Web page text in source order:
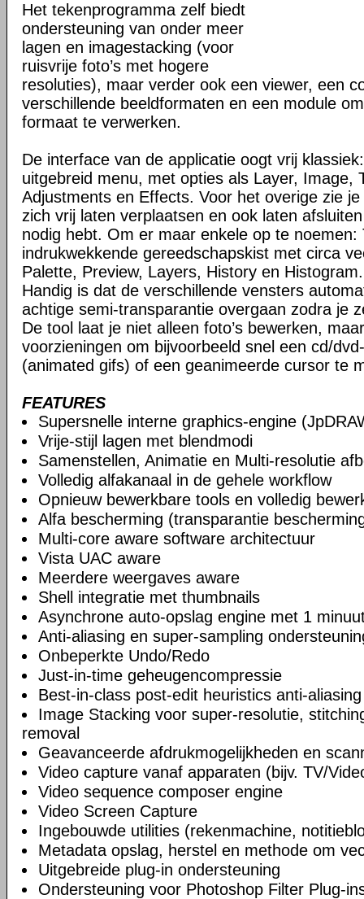
Het tekenprogramma zelf biedt
ondersteuning van onder meer
lagen en imagestacking (voor
ruisvrije foto’s met hogere
resoluties), maar verder ook een viewer, een
verschillende beeldformaten en een module
formaat te verwerken.
De interface van de applicatie oogt vrij
uitgebreid menu, met opties als Layer, Image,
Adjustments en Effects. Voor het overige zie
zich vrij laten verplaatsen en ook laten
nodig hebt. Om er maar enkele op te noemen:
indrukwekkende gereedschapskist met circa
Palette, Preview, Layers, History en Histogram.
Handig is dat de verschillende vensters
achtige semi-transparantie overgaan zodra je
De tool laat je niet alleen foto’s bewerken,
voorzieningen om bijvoorbeeld snel een cd/
(animated gifs) of een geanimeerde cursor te
FEATURES
Supersnelle interne graphics-engine
Vrije-stijl lagen met blendmodi
Samenstellen, Animatie en Multi-resolutie
Volledig alfakanaal in de gehele workflow
Opnieuw bewerkbare tools en volledig
Alfa bescherming (transparantie
Multi-core aware software architectuur
Vista UAC aware
Meerdere weergaves aware
Shell integratie met thumbnails
Asynchrone auto-opslag engine met 1
Anti-aliasing en super-sampling
Onbeperkte Undo/Redo
Just-in-time geheugencompressie
Best-in-class post-edit heuristics anti-
Image Stacking voor super-resolutie,
removal
Geavanceerde afdrukmogelijkheden en
Video capture vanaf apparaten (bijv. TV/
Video sequence composer engine
Video Screen Capture
Ingebouwde utilities (rekenmachine,
Metadata opslag, herstel en methode om
Uitgebreide plug-in ondersteuning
Ondersteuning voor Photoshop Filter Plug-